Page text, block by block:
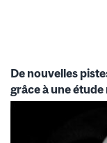
De nouvelles
grâce à une étude